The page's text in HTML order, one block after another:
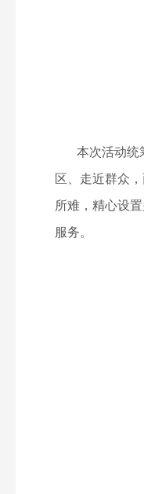
本次活动统筹
区、走近群众
所难，精心设
服务。